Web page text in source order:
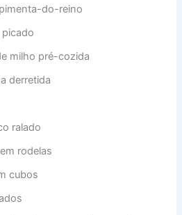
do-reino
milho pré-cozida
derretida
ralado
rodelas
cubos